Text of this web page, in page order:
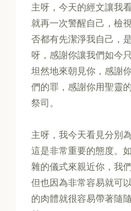
主呀，今天的經文讓我
就再一次警醒自己，檢
否都有先潔淨我自己，
呀，感謝你讓我們如今
坦然地來朝見你，感謝
們的罪，感謝你用聖靈
祭司。
主呀，我今天看見分別
這是非常重要的態度。
雜的儀式來親近你，我
但也因為非常容易就可
的肉體就很容易帶著隨